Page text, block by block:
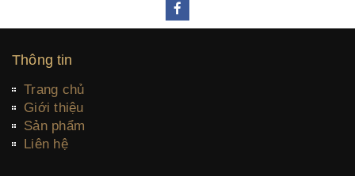
Thông tin
Trang chủ
Giới thiệu
Sản phẩm
Liên hệ